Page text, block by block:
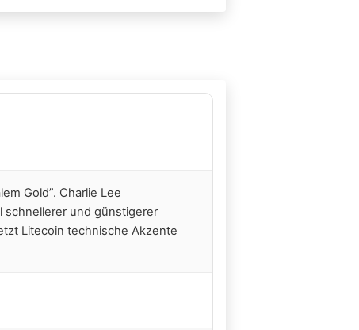
Gold”. Charlie Lee
schnellerer und günstigerer
Litecoin technische Akzente